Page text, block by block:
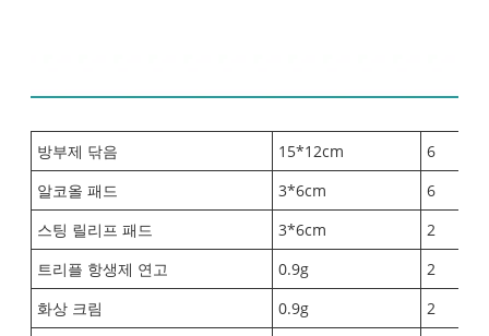
방부제 닦음 15*12cm
6
알코올 패드
3*6cm
6
스팅 릴리프 패드
3*6cm
2
트리플 항생제 연고
0.9g
2
화상 크림
0.9g
2